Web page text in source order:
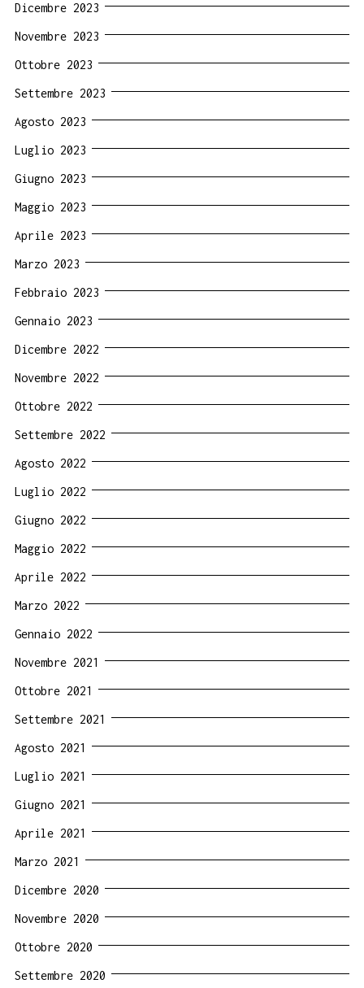
Dicembre 2023
Novembre 2023
Ottobre 2023
Settembre 2023
Agosto 2023
Luglio 2023
Giugno 2023
Maggio 2023
Aprile 2023
Marzo 2023
Febbraio 2023
Gennaio 2023
Dicembre 2022
Novembre 2022
Ottobre 2022
Settembre 2022
Agosto 2022
Luglio 2022
Giugno 2022
Maggio 2022
Aprile 2022
Marzo 2022
Gennaio 2022
Novembre 2021
Ottobre 2021
Settembre 2021
Agosto 2021
Luglio 2021
Giugno 2021
Aprile 2021
Marzo 2021
Dicembre 2020
Novembre 2020
Ottobre 2020
Settembre 2020